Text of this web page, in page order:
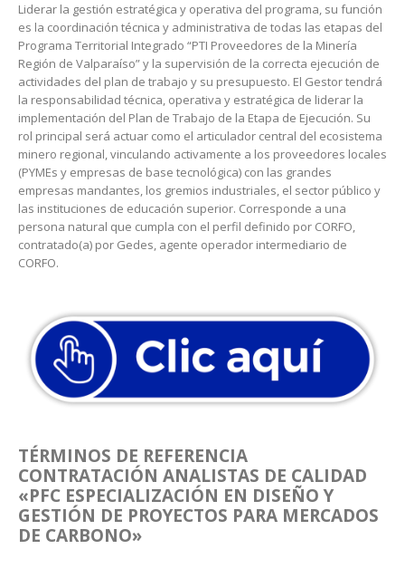
Liderar la gestión estratégica y operativa del programa, su función
es la coordinación técnica y administrativa de todas las etapas del
Programa Territorial Integrado “PTI Proveedores de la Minería
Región de Valparaíso” y la supervisión de la correcta ejecución de
actividades del plan de trabajo y su presupuesto. El Gestor tendrá
la responsabilidad técnica, operativa y estratégica de liderar la
implementación del Plan de Trabajo de la Etapa de Ejecución. Su
rol principal será actuar como el articulador central del ecosistema
minero regional, vinculando activamente a los proveedores locales
(PYMEs y empresas de base tecnológica) con las grandes
empresas mandantes, los gremios industriales, el sector público y
las instituciones de educación superior. Corresponde a una
persona natural que cumpla con el perfil definido por CORFO,
contratado(a) por Gedes, agente operador intermediario de
CORFO.
TÉRMINOS DE REFERENCIA
CONTRATACIÓN ANALISTAS DE CALIDAD
«PFC ESPECIALIZACIÓN EN DISEÑO Y
GESTIÓN DE PROYECTOS PARA MERCADOS
DE CARBONO»